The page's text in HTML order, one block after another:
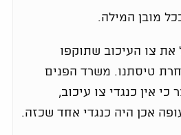
מובן המילה.
צו העיכוב שתוקפו
טיסתנו. משרד הפנים
אין כנגדי צו עיכוב,
אכן היה כנגדי אחד שכזה.